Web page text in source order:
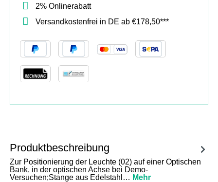
2% Onlinerabatt
Versandkostenfrei in DE ab €178,50***
Produktbeschreibung
Zur Positionierung der Leuchte (02) auf einer Optischen
Bank, in der optischen Achse bei Demo-
Versuchen;Stange aus Edelstahl… Mehr